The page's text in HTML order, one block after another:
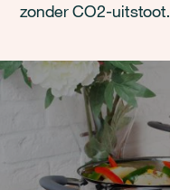
zonder CO2-uitstoot.